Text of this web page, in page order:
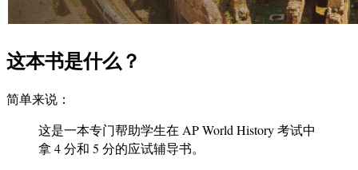
这本书是什么？
简单来说：
这是一本专门帮助学生在 AP World History 考试中
拿 4 分和 5 分的应试辅导书。